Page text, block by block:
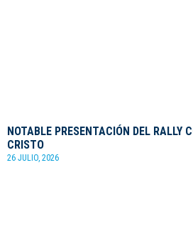
NOTABLE PRESENTACIÓN DEL RALLY
CRISTO
26 JULIO, 2026